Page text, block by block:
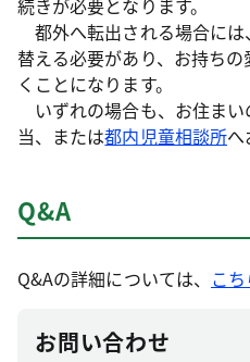
続きが必要となります。
都外へ転出される場合に
替える必要があり、お持ち
くことになります。
いずれの場合も、お住ま
当、または都内児童相談所へ
Q&A
Q&Aの詳細については、 こち
お問い合わせ